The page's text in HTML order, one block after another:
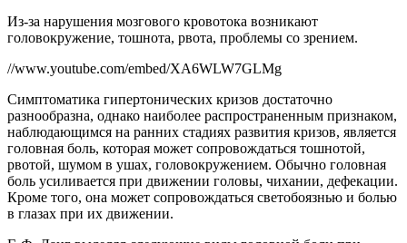
Из-за нарушения мозгового кровотока возникают
головокружение, тошнота, рвота, проблемы со зрением.
//www.youtube.com/embed/XA6WLW7GLMg
Симптоматика гипертонических кризов достаточно
разнообразна, однако наиболее распространенным признаком,
наблюдающимся на ранних стадиях развития кризов, является
головная боль, которая может сопровождаться тошнотой,
рвотой, шумом в ушах, головокружением. Обычно головная
боль усиливается при движении головы, чихании, дефекации.
Кроме того, она может сопровождаться светобоязнью и болью
в глазах при их движении.